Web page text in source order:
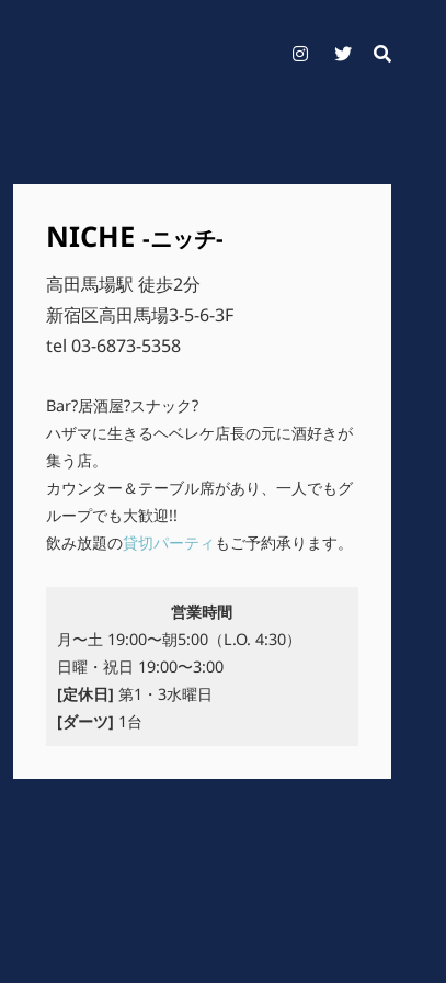
Instagram
Twitter
NICHE -ニッチ-
高田馬場駅 徒歩2分
新宿区高田馬場3-5-6-3F
tel 03-6873-5358
Bar?居酒屋?スナック?
ハザマに生きるヘベレケ店長の元に酒好きが
集う店。
カウンター＆テーブル席があり、一人でもグ
ループでも大歓迎!!
飲み放題の貸切パーティ もご予約承ります。
営業時間
月〜土 19:00〜朝5:00（L.O. 4:30）
日曜・祝日 19:00〜3:00
[定休日] 第1・3水曜日
[ダーツ] 1台